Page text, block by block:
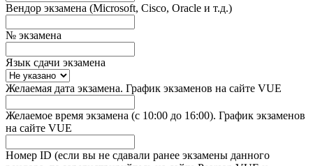
Вендор экзамена (Microsoft, Cisco, Oracle и т.д.)
№ экзамена
Язык сдачи экзамена
Желаемая дата экзамена. График экзаменов на сайте VUE
Желаемое время экзамена (с 10:00 до 16:00). График экзаменов
на сайте VUE
Номер ID (если вы не сдавали ранее экзамены данного